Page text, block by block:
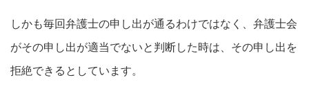
しかも毎回弁護士の申し出が通るわけではなく、弁護士会
がその申し出が適当でないと判断した時は、その申し出を
拒絶できるとしています。